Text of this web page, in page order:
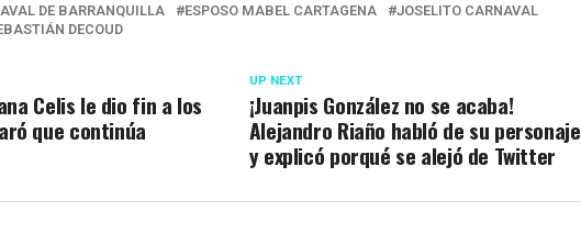
DE BARRANQUILLA ESPOSO MABEL CARTAGENA
JOSELITO CARNAVAL
DECOUD
UP NEXT
¡Juanpis González no se acaba!
Alejandro Riaño habló de su personaje
y explicó porqué se alejó de Twitter
Celis le dio fin a los
que continúa